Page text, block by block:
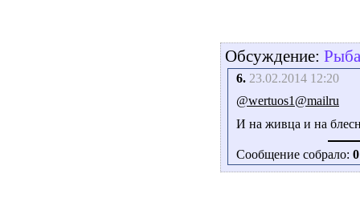
Обсуждение:
6. 23.02.2014 12:20
@wertuos1@mailru
И на живца и на
Сообщение собрало: 0